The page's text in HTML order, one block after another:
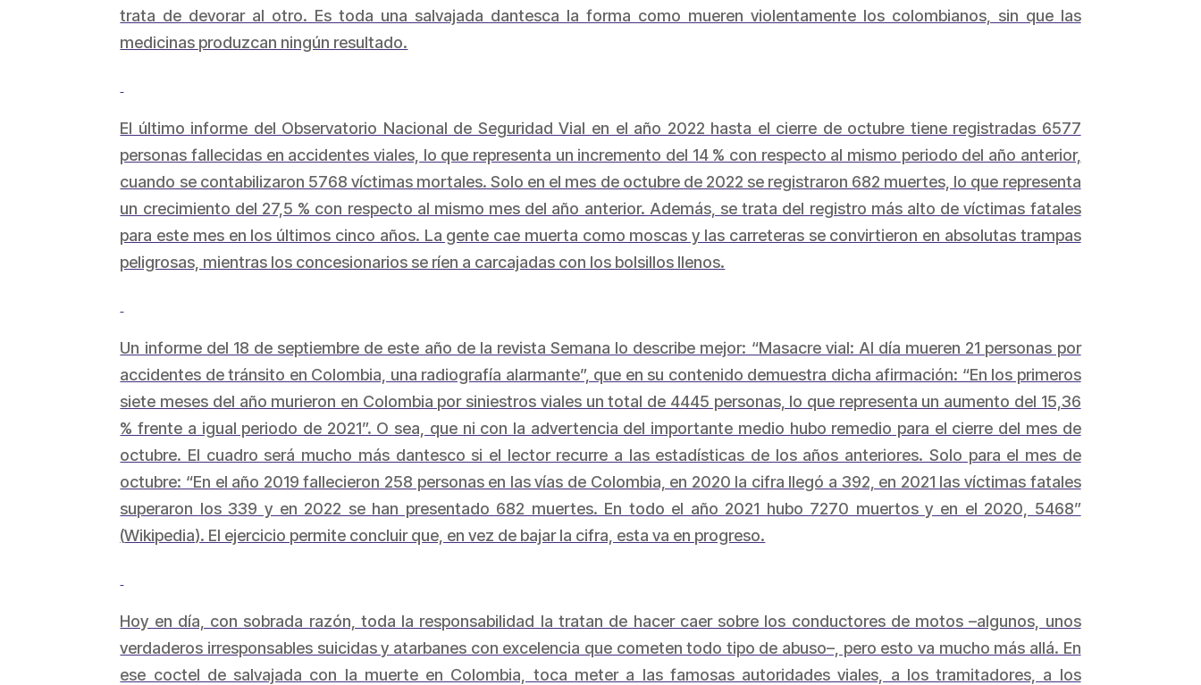
trata de devorar al otro. Es toda una salvajada dantesca la forma como mueren violentamente los colombianos, sin que las
medicinas produzcan ningún resultado.
El último informe del Observatorio Nacional de Seguridad Vial en el año 2022 hasta el cierre de octubre tiene registradas 6577
personas fallecidas en accidentes viales, lo que representa un incremento del 14 % con respecto al mismo periodo del año anterior,
cuando se contabilizaron 5768 víctimas mortales. Solo en el mes de octubre de 2022 se registraron 682 muertes, lo que representa
un crecimiento del 27,5 % con respecto al mismo mes del año anterior. Además, se trata del registro más alto de víctimas fatales
para este mes en los últimos cinco años. La gente cae muerta como moscas y las carreteras se convirtieron en absolutas trampas
peligrosas, mientras los concesionarios se ríen a carcajadas con los bolsillos llenos.
Un informe del 18 de septiembre de este año de la revistaSemana lo describe mejor: “Masacre vial: Al día mueren 21 personas por
accidentes de tránsito en Colombia, una radiografía alarmante”, que en su contenido demuestra dicha afirmación: “En los primeros
siete meses del año murieron en Colombia por siniestros viales un total de 4445 personas, lo que representa un aumento del 15,36
% frente a igual periodo de 2021”. O sea, que ni con la advertencia del importante medio hubo remedio para el cierre del mes de
octubre. El cuadro será mucho más dantesco si el lector recurre a las estadísticas de los años anteriores. Solo para el mes de
octubre: “En el año 2019 fallecieron 258 personas en las vías de Colombia, en 2020 la cifra llegó a 392, en 2021 las víctimas fatales
superaron los 339 y en 2022 se han presentado 682 muertes. En todo el año 2021 hubo 7270 muertos y en el 2020, 5468”
(Wikipedia). El ejercicio permite concluir que, en vez de bajar la cifra, esta va en progreso.
Hoy en día, con sobrada razón, toda la responsabilidad la tratan de hacer caer sobre los conductores de motos –algunos, unos
verdaderos irresponsables suicidas y atarbanes con excelencia que cometen todo tipo de abuso–, pero esto va mucho más allá. En
ese coctel de salvajada con la muerte en Colombia, toca meter a las famosas autoridades viales, a los tramitadores, a los